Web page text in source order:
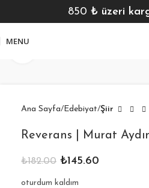
850 ₺ üzeri
MENU
Ana Sayfa Edebiyat Şiir
Reverans | Murat
₺182.00 ₺145.60
oturdum kaldım